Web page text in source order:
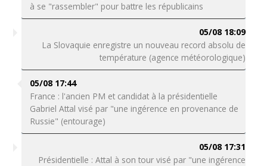
à se "rassembler" pour battre les républicains
05/08 18:09
La Slovaquie enregistre un nouveau record absolu de
température (agence météorologique)
05/08 17:44
France : l'ancien PM et candidat à la présidentielle
Gabriel Attal visé par "une ingérence en provenance de
Russie" (entourage)
05/08 17:31
Présidentielle : Attal à son tour visé par "une ingérence